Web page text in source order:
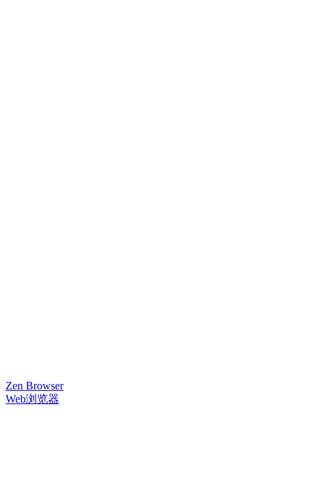
Zen Browser
Web浏览器